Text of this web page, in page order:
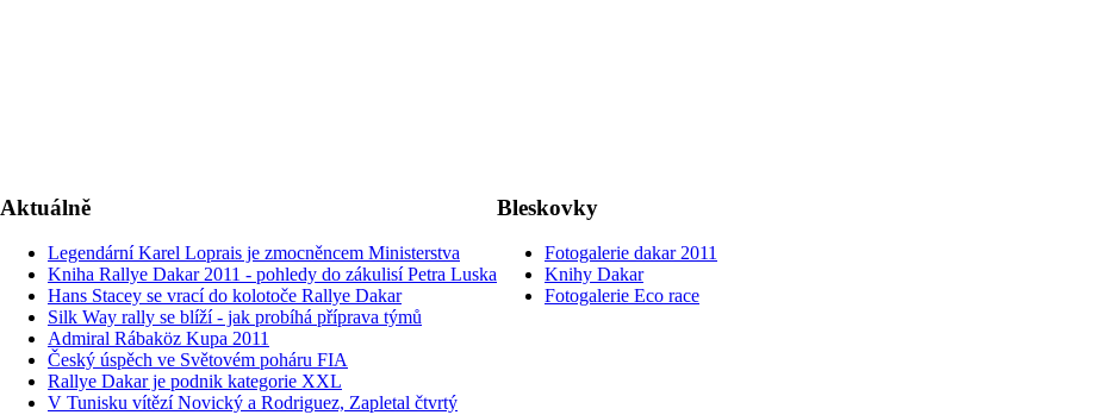
Aktuálně
Legendární Karel Loprais je zmocněncem Ministerstva
Kniha Rallye Dakar 2011 - pohledy do zákulisí Petra Luska
Hans Stacey se vrací do kolotoče Rallye Dakar
Silk Way rally se blíží - jak probíhá příprava týmů
Admiral Rábaköz Kupa 2011
Český úspěch ve Světovém poháru FIA
Rallye Dakar je podnik kategorie XXL
V Tunisku vítězí Novický a Rodriguez, Zapletal čtvrtý
Bleskovky
Fotogalerie dakar 2011
Knihy Dakar
Fotogalerie Eco race